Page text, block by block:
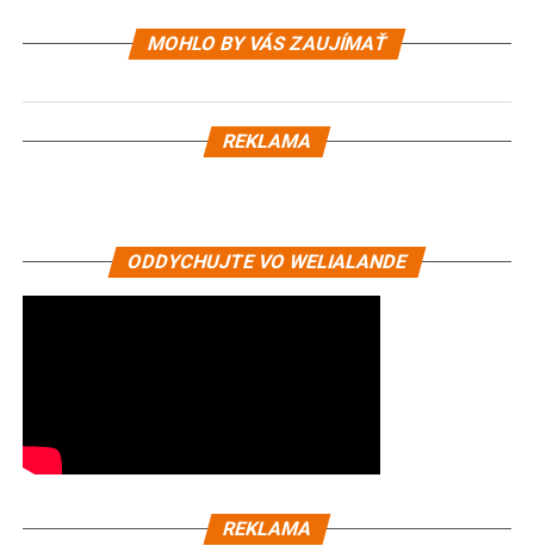
MOHLO BY VÁS ZAUJÍMAŤ
REKLAMA
ODDYCHUJTE VO WELIALANDE
REKLAMA